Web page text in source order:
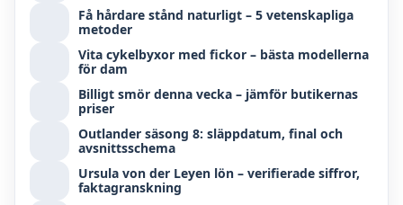
Få hårdare stånd naturligt – 5 vetenskapliga
metoder
Vita cykelbyxor med fickor – bästa modellerna
för dam
Billigt smör denna vecka – jämför butikernas
priser
Outlander säsong 8: släppdatum, final och
avsnittsschema
Ursula von der Leyen lön – verifierade siffror,
faktagranskning